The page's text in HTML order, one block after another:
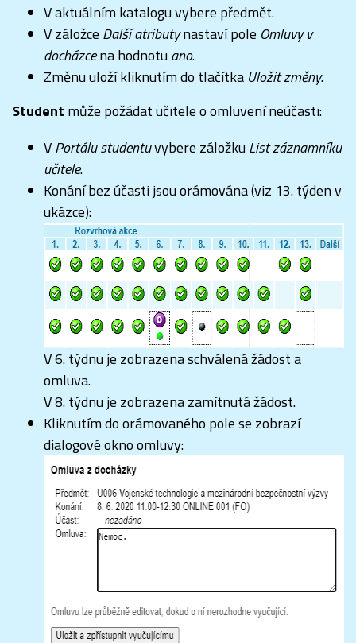
V aktuálním katalogu vybere předmět.
V záložce Další atributynastaví pole Omluvy v
docházcena hodnotuano.
Změnu uloží kliknutím do tlačítka Uložit změny.
Student může požádat učitele o omluvení neúčasti:
VPortálu studentuvybere záložkuList záznamníku
učitele.
Konání bez účasti jsou orámována (viz 13. týden v
ukázce):
V 6. týdnu je zobrazena schválená žádost a
omluva.
V 8. týdnu je zobrazena zamítnutá žádost.
Kliknutím do orámovaného pole se zobrazí
dialogové okno omluvy: